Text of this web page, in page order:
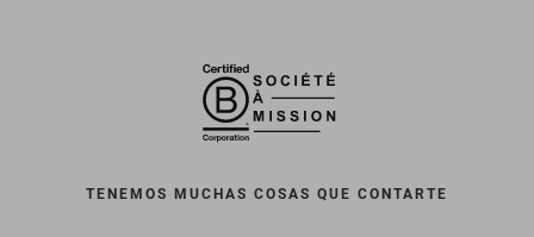
TENEMOS MUCHAS COSAS QUE CONTARTE